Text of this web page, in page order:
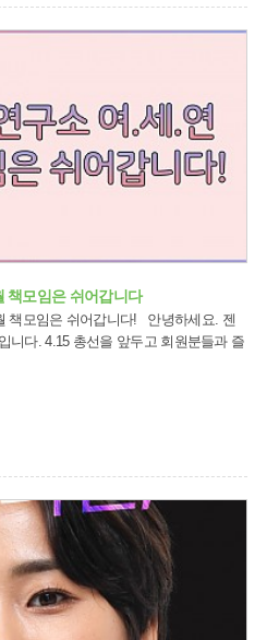
책모임은 쉬어갑니다
니다. 4.15 총선을 앞두고 회원분들과 즐